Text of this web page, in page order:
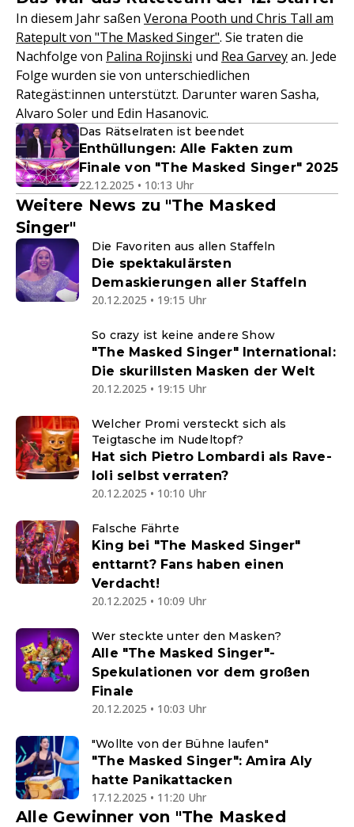
In diesem Jahr saßen Verona Pooth und Chris Tall am
Ratepult von "The Masked Singer". Sie traten die
Nachfolge von Palina Rojinski und Rea Garveyan. Jede
Folge wurden sie von unterschiedlichen
Rategäst:innen unterstützt. Darunter waren Sasha,
Alvaro Soler und Edin Hasanovic.
Das Rätselraten ist beendet
Enthüllungen: Alle Fakten zum
Finale von "The Masked Singer" 2025
22.12.2025 • 10:13 Uhr
Weitere News zu "The Masked
Singer"
Die Favoriten aus allen Staffeln
Die spektakulärsten
Demaskierungen aller Staffeln
20.12.2025 • 19:15 Uhr
So crazy ist keine andere Show
"The Masked Singer" International:
Die skurillsten Masken der Welt
20.12.2025 • 19:15 Uhr
Welcher Promi versteckt sich als
Teigtasche im Nudeltopf?
Hat sich Pietro Lombardi als Rave-
Ioli selbst verraten?
20.12.2025 • 10:10 Uhr
Falsche Fährte
King bei "The Masked Singer"
enttarnt? Fans haben einen
Verdacht!
20.12.2025 • 10:09 Uhr
Wer steckte unter den Masken?
Alle "The Masked Singer"-
Spekulationen vor dem großen
Finale
20.12.2025 • 10:03 Uhr
"Wollte von der Bühne laufen"
"The Masked Singer": Amira Aly
hatte Panikattacken
17.12.2025 • 11:20 Uhr
Alle Gewinner von "The Masked